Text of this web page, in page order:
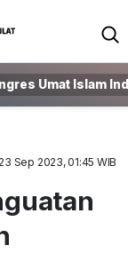
Umat Islam
Sep 2023, 01:45 WIB